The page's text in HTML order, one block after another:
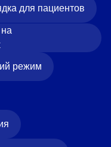
для пациентов
режим